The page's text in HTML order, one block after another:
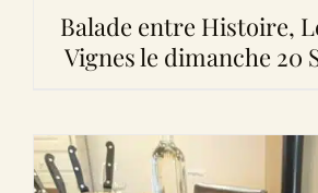
Balade entre Histoire,
Vignes le dimanche 20